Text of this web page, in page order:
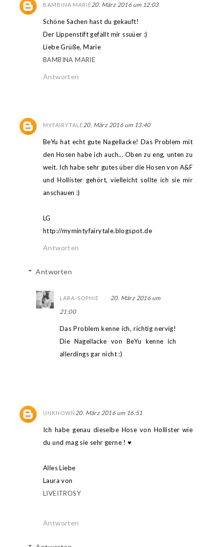
BAMBINA MARIE20. März 2016 um 12:03
Schöne Sachen hast du gekauft!
Der Lippenstift gefällt mir ssuüer :)
Liebe Grüße, Marie
BAMBINA MARIE
Antworten
MYFAIRYTALE20. März 2016 um 13:40
BeYu hat echt gute Nagellacke! Das Problem mit
den Hosen habe ich auch... Oben zu eng, unten zu
weit. Ich habe sehr gutes über die Hosen von A&F
und Hollister gehört, vielleicht sollte ich sie mir
anschauen :)
LG
http://mymintyfairytale.blogspot.de
Antworten
Antworten
LARA-SOPHIE
20. März 2016 um
21:00
Das Problem kenne ich, richtig nervig!
Die Nagellacke von BeYu kenne ich
allerdings gar nicht :)
UNKNOWN 20. März 2016 um 16:51
Ich habe genau dieselbe Hose von Hollister wie
du und mag sie sehr gerne ! ♥
Alles Liebe
Laura von
LIVEITROSY
Antworten